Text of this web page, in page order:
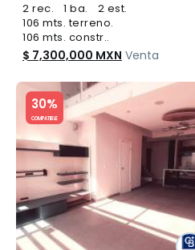
2 rec. 1 ba.
2 est.
106 mts. terreno.
106 mts. constr..
$ 7,300,000 MXN Venta
30%
COMPATIBLE
Slide 1 of 5